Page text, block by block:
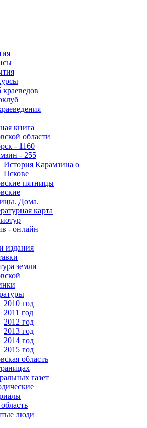
книга
области
- 1160
- 255
История Карамзина о
Пскове
пятницы
Дома.
карта
- онлайн
издания
земли
2010 год
2011 год
2012 год
2013 год
2014 год
2015 год
область
газет